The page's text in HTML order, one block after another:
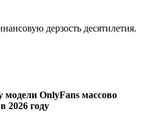
дерзость десятилетия.
OnlyFans массово
2026 году